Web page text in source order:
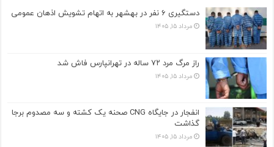
دستگیری ۶ نفر در بهشهر به اتهام تشویش اذهان عمومی
مرداد ۱۵, ۱۴۰۵
راز مرگ مرد ۷۲ ساله در تهرانپارس فاش شد
مرداد ۱۵, ۱۴۰۵
انفجار در جایگاه CNG صحنه یک کشته و سه مصدوم برجا
گذاشت
مرداد ۱۵, ۱۴۰۵